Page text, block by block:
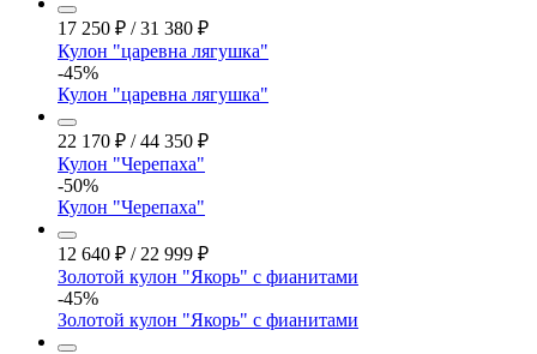
17 250 ₽ / 31 380 ₽
Кулон "царевна лягушка"
-45%
Кулон "царевна лягушка"
22 170 ₽ / 44 350 ₽
Кулон "Черепаха"
-50%
Кулон "Черепаха"
12 640 ₽ / 22 999 ₽
Золотой кулон "Якорь" с фианитами
-45%
Золотой кулон "Якорь" с фианитами